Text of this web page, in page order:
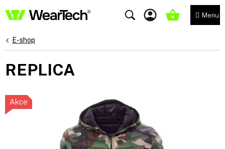
na
NÁKUPNÍ
E-shop
REPLICA
Akce